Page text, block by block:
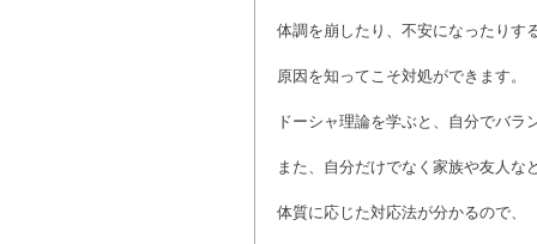
体調を崩したり、不安になったりす
原因を知ってこそ対処ができます。
ドーシャ理論を学ぶと、自分でバラ
また、自分だけでなく家族や友人な
体質に応じた対応法が分かるので、